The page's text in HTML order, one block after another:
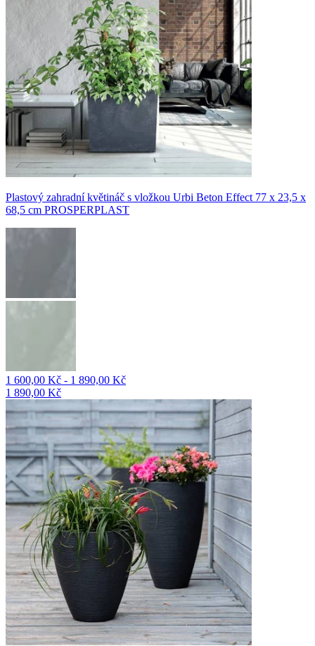
Plastový zahradní květináč s vložkou Urbi Beton Effect 77 x 23,5 x
68,5 cm PROSPERPLAST
1 600,00 Kč - 1 890,00 Kč
1 890,00 Kč